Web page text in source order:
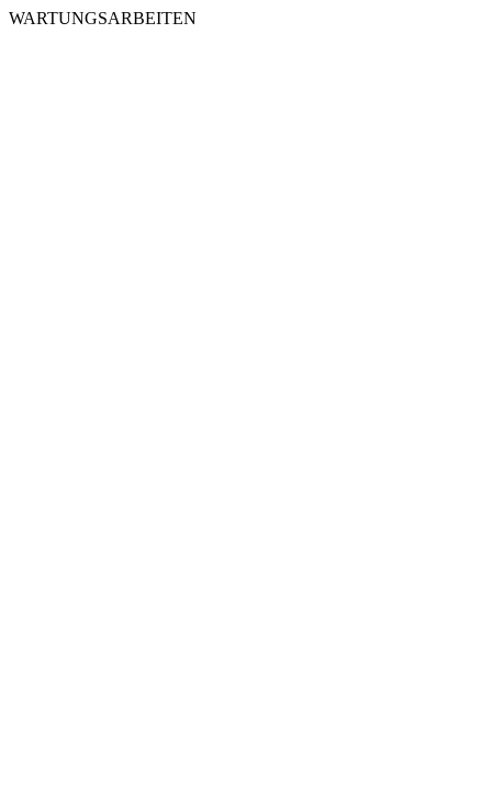
WARTUNGSARBEITEN